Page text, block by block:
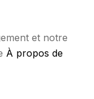
et notre
À propos de